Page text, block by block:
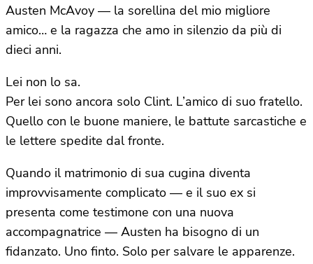
Austen McAvoy — la sorellina del mio migliore
amico… e la ragazza che amo in silenzio da più di
dieci anni.
Lei non lo sa.
Per lei sono ancora solo Clint. L’amico di suo fratello.
Quello con le buone maniere, le battute sarcastiche e
le lettere spedite dal fronte.
Quando il matrimonio di sua cugina diventa
improvvisamente complicato — e il suo ex si
presenta come testimone con una nuova
accompagnatrice — Austen ha bisogno di un
fidanzato. Uno finto. Solo per salvare le apparenze.